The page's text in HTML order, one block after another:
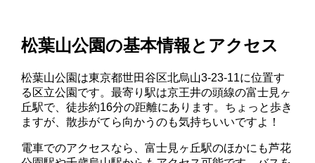
松葉山公園の基本情報とアクセス
松葉山公園は東京都世田谷区北烏山3-23-11に位置す
る区立公園です。最寄り駅は京王井の頭線の富士見ヶ
丘駅で、徒歩約16分の距離にあります。ちょっと歩き
ますが、散歩がてら向かうのも気持ちいいですよ！
電車でのアクセスなら、富士見ヶ丘駅のほかにも芦花